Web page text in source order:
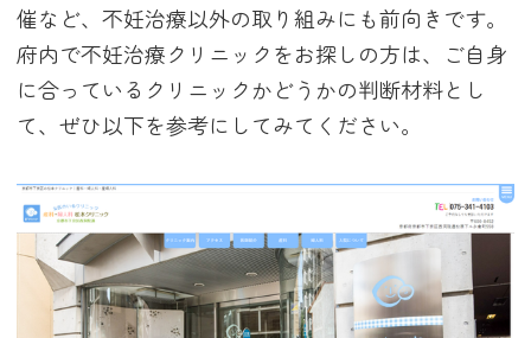
催など、不妊治療以外の取り組みにも前向きです。
府内で不妊治療クリニックをお探しの方は、ご自身
に合っているクリニックかどうかの判断材料とし
て、ぜひ以下を参考にしてみてください。